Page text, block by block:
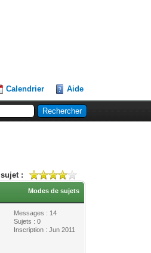
Calendrier Aide
:
Modes de sujets
Messages : 14
Sujets : 0
Inscription : Jun 2011